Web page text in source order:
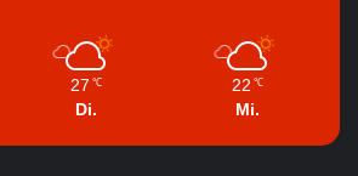
27 ℃
Di.
22 ℃
Mi.